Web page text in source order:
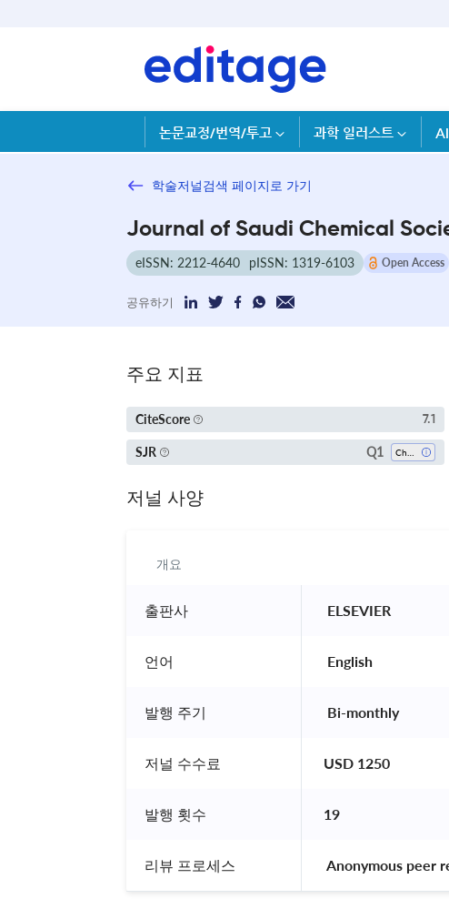
논문교정/번역/투고 과학 일러스트
학술저널검색 페이지로 가기
Journal of Saudi Chemical
eISSN: 2212-4640 pISSN: 1319-6103 Open Access
공유하기
주요 지표
CiteScore 7.1
SJR Q1
저널 사양
개요
출판사 ELSEVIER
언어 English
발행 주기 Bi-monthly
저널 수수료 USD 1250
발행 횟수 19
리뷰 프로세스 Anonymous peer